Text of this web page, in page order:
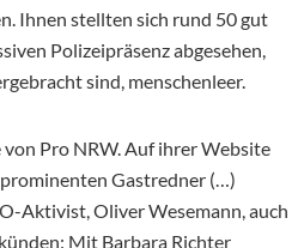
Ihnen stellten sich rund 50 gut
Polizeipräsenz abgesehen,
sind, menschenleer.
von Pro NRW. Auf ihrer Website
Gastredner (…)
Aktivist, Oliver Wesemann, auch
Mit Barbara Richter